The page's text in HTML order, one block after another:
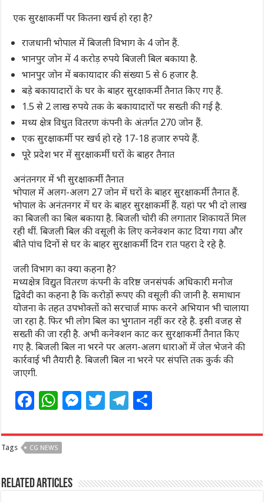
एक सुरक्षाकर्मी पर कितना खर्च हो रहा है?
राजधानी भोपाल में बिजली विभाग के 4 जोन हैं.
भानपुर जोन में 4 करोड़ रुपये बिजली बिल बकाया है.
भानपुर जोन में बकायादार की संख्या 5 से 6 हजार है.
बड़े बकायादारों के घर के बाहर सुरक्षाकर्मी तैनात किए गए हैं.
1.5 से 2 लाख रुपये तक के बकायादारों पर सख्ती की गई है.
मध्य क्षेत्र विधुत वितरण कंपनी के अंतर्गत 270 जोन हैं.
एक सुरक्षाकर्मी पर खर्च हो रहे 17-18 हजार रुपये हैं.
पूरे प्रदेश भर में सुरक्षाकर्मी घरों के बाहर तैनात
अनंतनगर में भी सुरक्षाकर्मी तैनात
भोपाल में अलग-अलग 27 जोन में घरों के बाहर सुरक्षाकर्मी तैनात हैं.
भोपाल के अनंतनगर में घर के बाहर सुरक्षाकर्मी हैं. यहां पर भी दो लाख
का बिजली का बिल बकाया है. बिजली चोरी की लगातार शिकायतें मिल
रही थीं. बिजली बिल की वसूली के लिए कनेक्शन काट दिया गया और
बीते पांच दिनों से घर के बाहर सुरक्षाकर्मी दिन रात पहरा दे रहे है.
जली विभाग का क्या कहना है?
मध्यक्षेत्र विद्युत वितरण कंपनी के वरिष्ठ जनसंपर्क अधिकारी मनोज
द्विवेदी का कहना है कि करोड़ों रूपए की वसूली की जानी है. समाधान
योजना के तहत उपभोक्तों को सरचार्ज माफ करने अभियान भी चालाया
जा रहा है. फिर भी लोग बिल का भुगतान नहीं कर रहे है. इसी वजह से
सख्ती की जा रही है. अभी कनेक्शन काट कर सुरक्षाकर्मी तैनात किए
गए है. बिजली बिल ना भरने पर अलग-अलग धाराओं में जेल भेजने की
कार्रवाई भी तैयारी है. बिजली बिल ना भरने पर संपत्ति तक कुर्क की
जाएगी.
F
c
e
b
o
W
at
s
A
p
M
ss
n
g
T
itt
r
T
e
ra
m
ar
Tags CG NEWS
Related Articles